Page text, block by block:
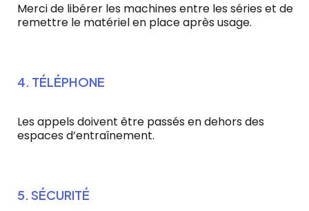
Merci de libérer les machines entre les séries et de
remettre le matériel en place après usage.
4. TÉLÉPHONE
Les appels doivent être passés en dehors des
espaces d’entraînement.
5. SÉCURITÉ